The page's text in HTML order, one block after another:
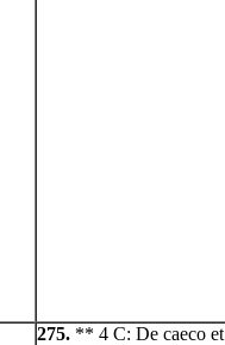
275. ** 4 C: De caeco et